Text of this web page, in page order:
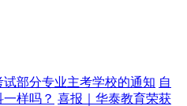
部分专业主考学校的通知 自
样吗？ 喜报｜华泰教育荣获